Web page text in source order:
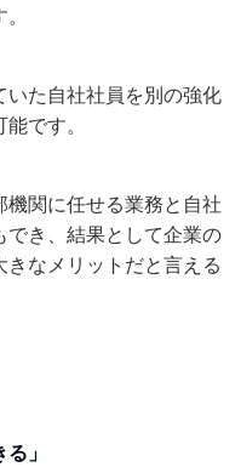
いた自社社員を別の強化
です。
関に任せる業務と自社
き、結果として企業の
なメリットだと言える
」